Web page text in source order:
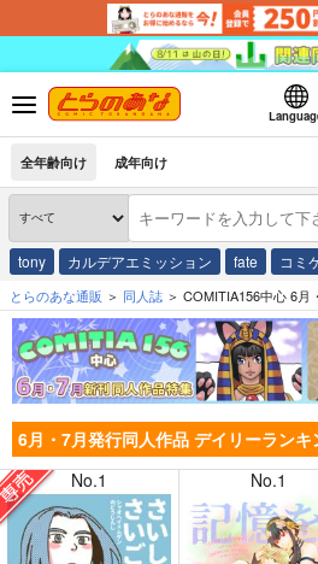
全年齢向け 成年向け
tony カルデアエミッション fate コミ
とらのあな通販 同人誌 COMITIA156中心 6月
6月・7月発行同人作品 デイリーランキ
No.1
No.1